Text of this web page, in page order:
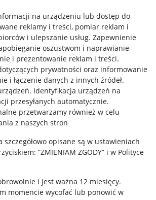
na urządzeniu lub dostęp do
reklamy i treści, pomiar reklam i
i ulepszanie usług. Zapewnienie
oszustwom i naprawianie
i prezentowanie reklam i treści.
prywatności oraz informowanie
i łączenie danych z innych źródeł.
. Identyfikacja urządzeń na
przesyłanych automatycznie.
przetwarzamy również w celu
z naszych stron
szczegółowo opisane są w ustawieniach
“ZMIENIAM ZGODY” i w Polityce
i jest ważna 12 miesięcy.
momencie wycofać lub ponowić w
kupujących
"cookies"
Usługach Cyfrowych